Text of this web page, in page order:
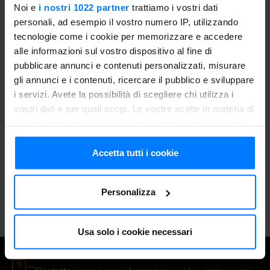
Noi e i nostri 1022 partner trattiamo i vostri dati
personali, ad esempio il vostro numero IP, utilizzando
tecnologie come i cookie per memorizzare e accedere
alle informazioni sul vostro dispositivo al fine di
pubblicare annunci e contenuti personalizzati, misurare
gli annunci e i contenuti, ricercare il pubblico e sviluppare
i servizi. Avete la possibilità di scegliere chi utilizza i
vostri dati e per quali scopi. Le vostre scelte in materia di
in cui avete effettuato le vostre scelte. È possibile
modificare o revocare il proprio consenso in qualsiasi
momento dalla Dichiarazione sui cookie o facendo clic
Con il tuo consenso, vorremmo anche:
raccogliere informazioni sulla tua posizione
Accetta tutti i cookie
Personalizza
Usa solo i cookie necessari
È davvero semplice! Scegli il pesce che preferisci,
inseriscilo nell'abbattitore di temperatura Irinox Home e
seleziona la funzione diSurgelazioneper 4 ore. Una volta
completato il ciclo, riponilo in freezer per altre 24 ore per
garantire una sanificazione completa. In questo modo,
potrai gustare il pesce crudo in totale sicurezza, senza
rinunciare alla qualità!
Scopri gli abbattitori di temperatura di Irinox
Home